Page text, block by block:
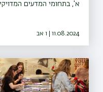
א', בתחומי המדעים
11.08.2024 | ו אב